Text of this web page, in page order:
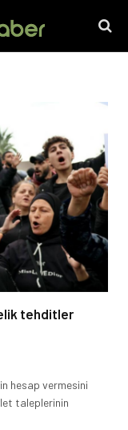
tehditler
hesap vermesini
taleplerinin